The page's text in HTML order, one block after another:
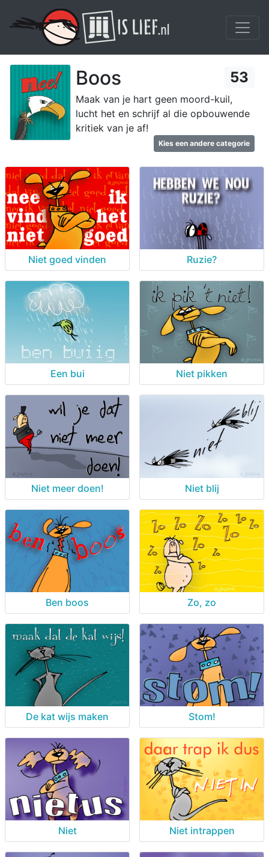
Boos 53
Maak van je hart geen moord-kuil,
lucht het en schrijf al die opbouwende
kritiek van je af!
Kies een andere categorie
Niet goed vinden Ruzie?
Een bui Niet pikken
Niet meer doen! Niet blij
Ben boos Zo, zo
De kat wijs maken Stom!
Niet Niet intrappen